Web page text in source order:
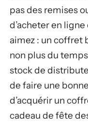
pas des remises
d’acheter en
aimez : un coffret
non plus du
stock de
de faire une
d’acquérir un
cadeau de fête